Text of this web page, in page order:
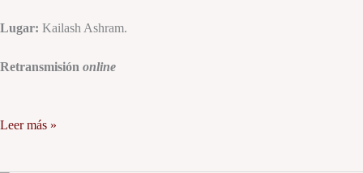
Lugar: Kailash Ashram.
Retransmisión online
Leer más »